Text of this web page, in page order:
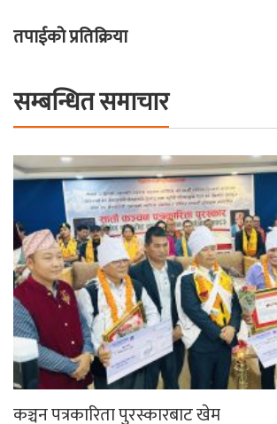
तपाईको प्रतिक्रिया
सम्बन्धित समाचार
कञ्चन पत्रकारिता पुरस्कारबाट खेम